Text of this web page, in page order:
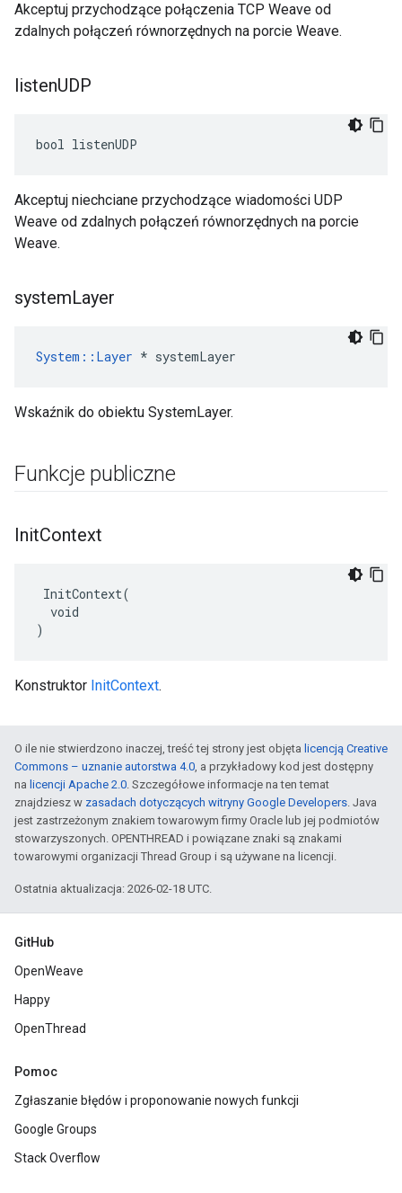
Akceptuj przychodzące połączenia TCP Weave od
zdalnych połączeń równorzędnych na porcie Weave.
listenUDP
bool listenUDP
Akceptuj niechciane przychodzące wiadomości UDP
Weave od zdalnych połączeń równorzędnych na porcie
Weave.
systemLayer
System::Layer * systemLayer
Wskaźnik do obiektu SystemLayer.
Funkcje publiczne
InitContext
InitContext(
  void
)
Konstruktor InitContext.
O ile nie stwierdzono inaczej, treść tej strony jest objęta licencją Creative
Commons – uznanie autorstwa 4.0, a przykładowy kod jest dostępny
na licencji Apache 2.0. Szczegółowe informacje na ten temat
znajdziesz w zasadach dotyczących witryny Google Developers. Java
jest zastrzeżonym znakiem towarowym firmy Oracle lub jej podmiotów
stowarzyszonych. OPENTHREAD i powiązane znaki są znakami
towarowymi organizacji Thread Group i są używane na licencji.
Ostatnia aktualizacja: 2026-02-18 UTC.
GitHub
OpenWeave
Happy
OpenThread
Pomoc
Zgłaszanie błędów i proponowanie nowych funkcji
Google Groups
Stack Overflow